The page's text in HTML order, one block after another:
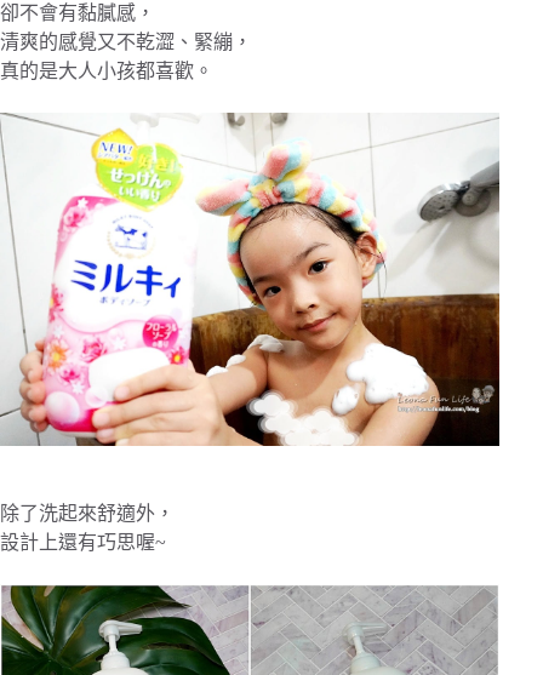
卻不會有黏膩感，
清爽的感覺又不乾澀、緊繃，
真的是大人小孩都喜歡。
除了洗起來舒適外，
設計上還有巧思喔~